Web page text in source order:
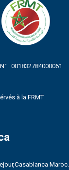
: 001832784000061
à la FRMT
Maroc.